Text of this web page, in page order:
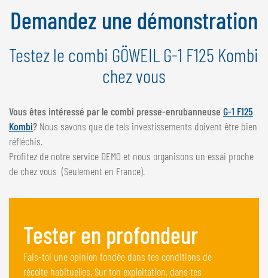
NEDERLANDS
FRANÇAIS
DEUTSCH
FRANÇAIS
Demandez une démonstration
Testez le combi GÖWEIL G-1 F125 Kombi
chez vous
Vous êtes intéressé par le combi presse-enrubanneuse G-1 F125
Kombi? Nous savons que de tels investissements doivent être bien
réfléchis.
Profitez de notre service DEMO et nous organisons un essai proche
de chez vous (Seulement en France).
Tester en profondeur
Fais-toi une opinion fondée dans tes conditions de
récolte habituelles. Sur ton exploitation, dans tes